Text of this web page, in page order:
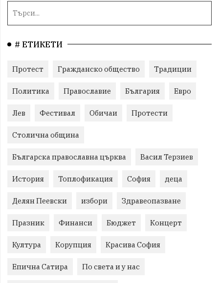
# ЕТИКЕТИ
Протест Гражданско общество Традиции
Политика Православие България Евро
Лев Фестивал Обичаи Протести
Столична община
Българска православна църква Васил Терзиев
История Топлофикация София деца
Делян Пеевски избори Здравеопазване
Празник Финанси Бюджет Концерт
Култура Корупция Красива София
Епична Сатира По света и у нас